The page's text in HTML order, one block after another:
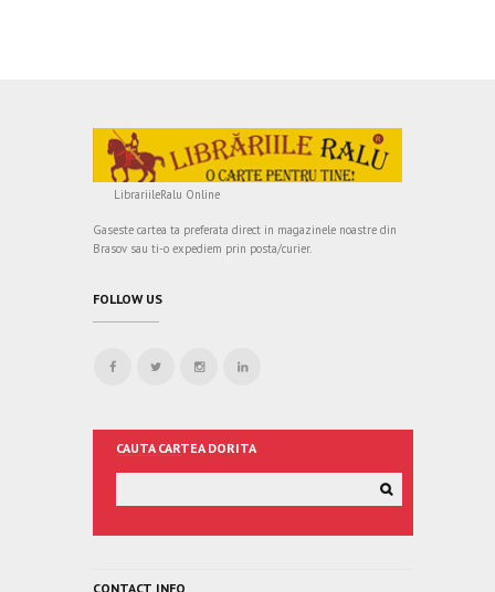
LibrariileRalu Online
Gaseste cartea ta preferata direct in magazinele noastre din
Brasov sau ti-o expediem prin posta/curier.
FOLLOW US
CAUTA CARTEA DORITA
CONTACT INFO